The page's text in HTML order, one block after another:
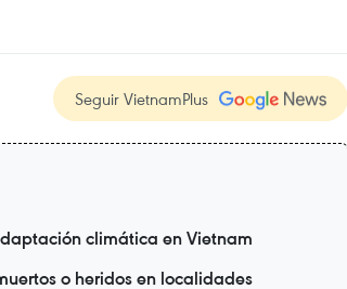
Seguir VietnamPlus
climática en Vietnam
o heridos en localidades